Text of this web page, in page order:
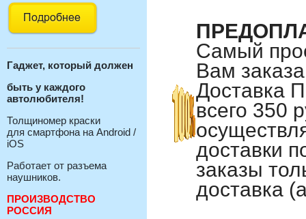
Гаджет, который должен
быть у каждого
автолюбителя!
Толщиномер краски
для смартфона на Android /
iOS
Работает от разъема
наушников.
ПРОИЗВОДСТВО
РОССИЯ
Самый
Вам
Доставка
всего 350
доставки
заказы
доставка